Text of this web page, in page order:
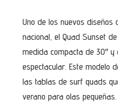
Uno de los nuevos
nacional, el Quad Sunset
medida compacta de 30″ y
espectacular. Este modelo
las tablas de surf quads
verano para olas